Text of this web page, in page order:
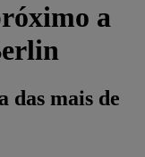
a
das mais de